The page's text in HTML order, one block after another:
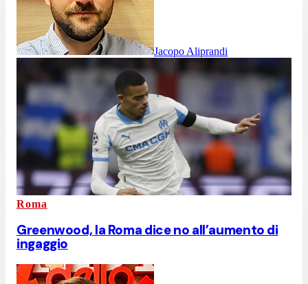
Jacopo Aliprandi
Roma
Greenwood, la Roma dice no all’aumento di
ingaggio